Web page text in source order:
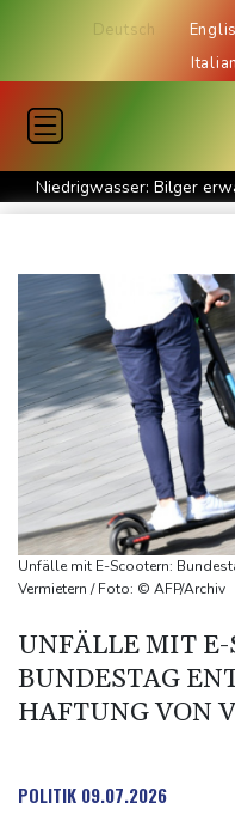
Deutsch
Niedrigwasser: Bilger
Feiertagsfahrverbot für
Kurs"
Knöchelbruch:
Medien: Ukrainisches
Munition beladen
Schauspielerin Iris
Passagierverkehr an
gesunken
Papst Leo bei Besuch in
begeistert empfangen
Hausärzte kritisieren
Gespräche mit der
Nach Drohnen-Vorfall an
weiterem Objekt dauert
Unfälle mit E-Scootern:
Vermietern / Foto: © AFP/Archiv
UNFÄLLE MIT E-
BUNDESTAG
HAFTUNG VON
POLITIK 09.07.2026